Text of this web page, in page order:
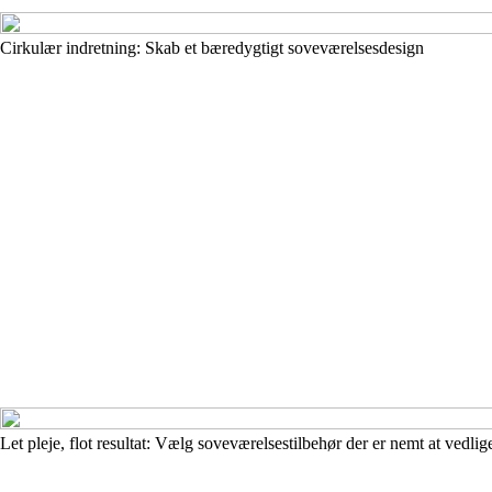
Cirkulær indretning: Skab et bæredygtigt soveværelsesdesign
Let pleje, flot resultat: Vælg soveværelsestilbehør der er nemt at